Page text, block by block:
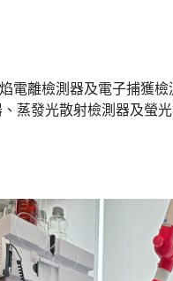
電離檢測器及電子捕獲檢
蒸發光散射檢測器及螢